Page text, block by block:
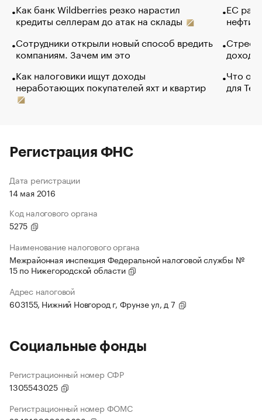
Как банк Wildberries резко нарастил
кредиты селлерам до атак на склады
Сотрудники открыли новый способ вредить
компаниям. Зачем им это
Как налоговики ищут доходы
неработающих покупателей яхт и квартир
ЕС
нефти
Что
для
Регистрация ФНС
Дата регистрации
14 мая 2016
Код налогового органа
5275
Наименование налогового органа
Межрайонная инспекция Федеральной налоговой службы №
15 по Нижегородской области
Адрес налоговой
603155, Нижний Новгород г, Фрунзе ул, д 7
Социальные фонды
Регистрационный номер СФР
1305543025
Регистрационный номер ФОМС